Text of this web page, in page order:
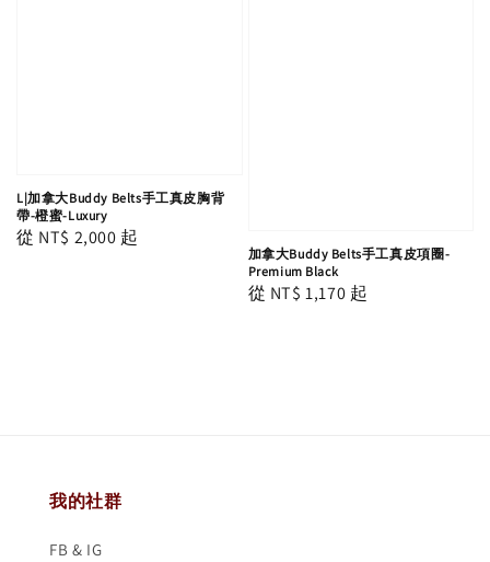
L|加拿大Buddy Belts手工真皮胸背
帶-橙蜜-Luxury
Regular
從 NT$ 2,000 起
加拿大Buddy Belts手工真皮項圈-
Premium Black
Regular
從 NT$ 1,170 起
我的社群
FB & IG